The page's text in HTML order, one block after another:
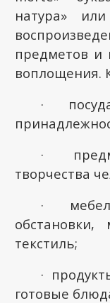
натура»
предметов
воплощения.
·
·
творчества
·
обстановки,
текстиль;
·
готовые